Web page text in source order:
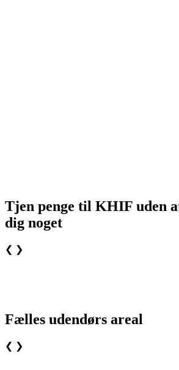
Tjen penge til KHIF uden
dig noget
❮ ❯
Fælles udendørs areal
❮ ❯